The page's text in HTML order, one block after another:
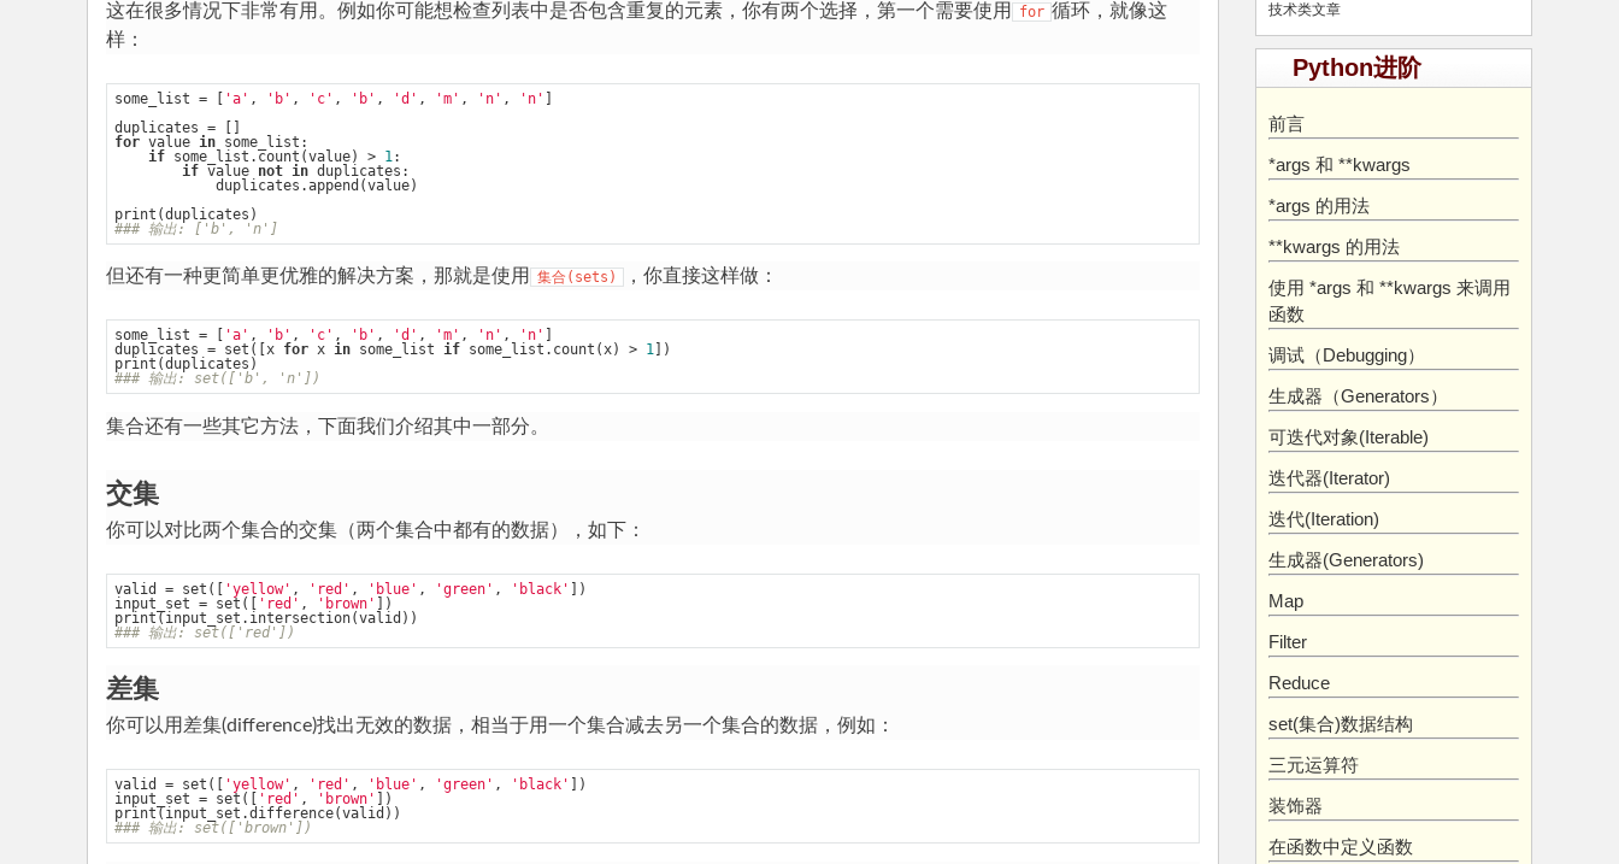
这在很多情况下非常有用。例如你可能想检查列表中是否包含重复的元素，你有两个选择，第一个需要使用
for 循环，就像这
样：
some_list = [ 'a' , 'b' , 'c' , 'b' , 'd' , 'm' , 'n' , 'n'
for value in some_list:
if some_list.count(value) > 1:
if value not in duplicates:
            duplicates.append(value)
### 输出: ['b', 'n']
但还有一种更简单更优雅的解决方案，那就是使用 集合(sets) ，你直接这样做：
some_list = [ 'a' , 'b' , 'c' , 'b' , 'd' , 'm' , 'n' , 'n'
duplicates = set([x for x in some_list if some_list.count(x) > 1 ])
### 输出: set(['b', 'n'])
集合还有一些其它方法，下面我们介绍其中一部分。
交集
你可以对比两个集合的交集（两个集合中都有的数据），如下：
valid = set([ 'yellow' , 'red' , 'blue' , 'green' , 'black' ])
input_set = set([ 'red' , 'brown' ])
### 输出: set(['red'])
差集
你可以用差集(difference)找出无效的数据，相当于用一个集合减去另一个集合的数据，例如：
valid = set([ 'yellow' , 'red' , 'blue' , 'green' , 'black'
])
input_set = set([
'red' , 'brown'
])
### 输出: set(['brown'])
技术类文章
Python进阶
前言
*args 和 **kwargs
*args 的用法
**kwargs 的用法
使用 *args 和 **kwargs 来调用
函数
调试（Debugging）
生成器（Generators）
可迭代对象(Iterable)
迭代器(Iterator)
迭代(Iteration)
生成器(Generators)
Map
Filter
Reduce
set(集合)数据结构
三元运算符
装饰器
在函数中定义函数